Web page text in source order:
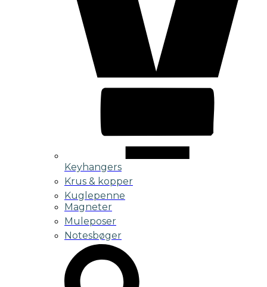
Keyhangers
Krus & kopper
Kuglepenne
Magneter
Muleposer
Notesbøger